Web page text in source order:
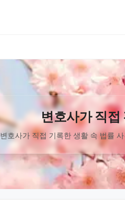
변호사가 직
변호사가 직접 기록한 생활 속 법률